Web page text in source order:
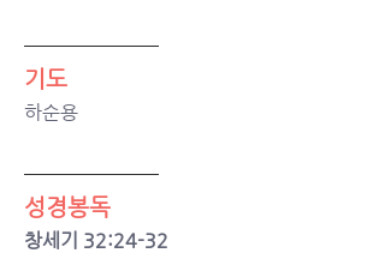
기도
하순용
성경봉독
창세기 32:24-32